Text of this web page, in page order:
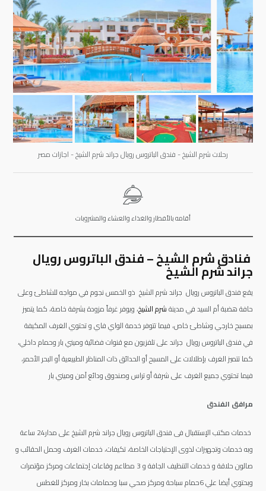
رحلات شرم الشيخ -بار حمام سباحة فندق الباتروس رويال جراند شرم الشيخ - اجازات مصر
أقامه بالأفطار والغذاء والعشاء والمشروبات
فنادق شرم الشيخ – فندق الباتروس رويال
جراند شرم الشيخ
يقع فندق الباتروس رويال جراند شرم الشيخ ذو الخمس نجوم في مواجه للشاطئ وعلى
حافة هضبة أم السيد في مدينةشرم الشيخ، ويوفر غرفاً مزودة بشرفة خاصة، كما يتميز
بمسبح خارجي وشاطئ خاص، فيما تتوفر خدمة الواي فاي و تحتوي الغرف المكيفة
في فندق الباتروس رويال جراند على تلفزيون مع قنوات فضائية وميني بار وحمام داخلي،
كما تتميز الغرف بإطلالات على المسبح أو الحدائق ذات المناظر الطبيعية أو البحر الأحمر،
فيما تحتوي جميع الغرف على شرفة أو تراس وصندوق ودائع آمن وميني بار
مرافق الفندق
خدمات مكتب الإستقبال فى فندق الباتروس رويال جراند شرم الشيخ على مدار24 ساعة
وبه خدمات وتجهيزات لذوى الإحتياجات الخاصة، تكيفات، خدمات الغرف وحمل الحقائب و
صالون حلاقة و خدمات التنظيف الجافة و 3 مطاعم وقاعات إجتماعات ومركز مؤتمرات
وبحتوي أيضا علي 6حمام سباحة ومركز صحي سبا وحمامات بخار ومركز للغطس